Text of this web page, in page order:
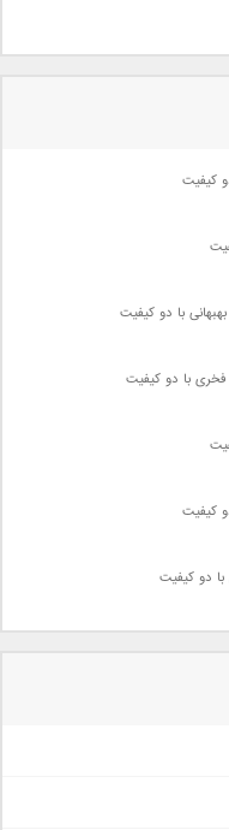
کیفیت
با دو کیفیت
با دو کیفیت
کیفیت
دو کیفیت